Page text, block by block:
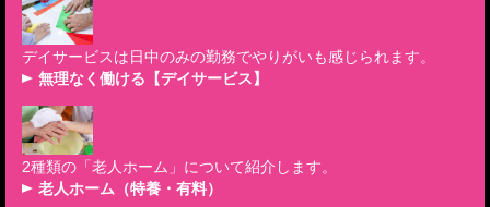
デイサービスは日中のみの勤務でやりがいも感じられます。
無理なく働ける【デイサービス】
2種類の「老人ホーム」について紹介します。
老人ホーム（特養・有料）